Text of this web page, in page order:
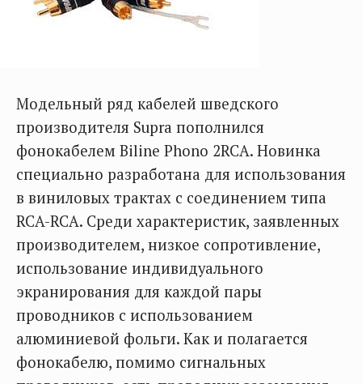
Модельный ряд кабелей шведского
производителя Supra пополнился
фонокабелем Biline Phono 2RCA. Новинка
специально разработана для использования
в виниловых трактах с соединением типа
RCA-RCA. Среди характеристик, заявленных
производителем, низкое сопротивление,
использование индивидуального
экранирования для каждой пары
проводников с использованием
алюминиевой фольги. Как и полагается
фонокабелю, помимо сигнальных